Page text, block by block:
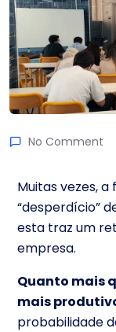
No Comment
Muitas vezes,
“desperdício”
esta traz um
empresa.
Quanto mais
mais
probabilidade